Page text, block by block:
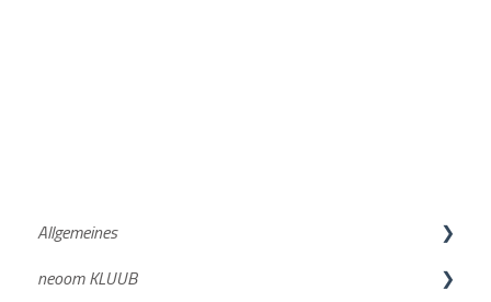
Allgemeines
neoom APP
neoom KLUUB